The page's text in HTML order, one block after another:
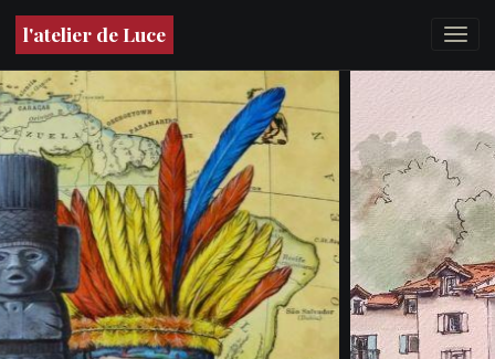
l'atelier de Luce